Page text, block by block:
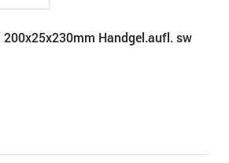
200x25x230mm Handgel.aufl. sw